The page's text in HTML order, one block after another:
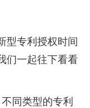
型专利授权时间
们一起往下看看
同类型的专利